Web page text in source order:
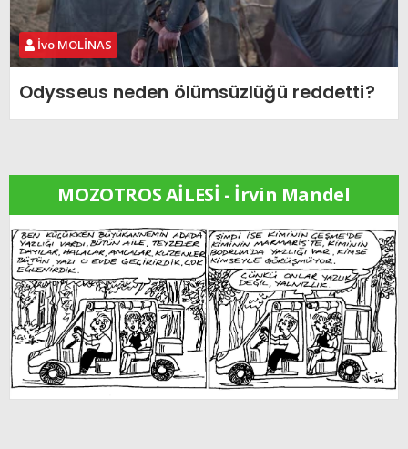
İvo MOLİNAS
Odysseus neden ölümsüzlüğü reddetti?
MOZOTROS AİLESİ - İrvin Mandel